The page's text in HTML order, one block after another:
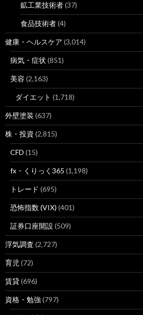
鉱工業技術者(37)
食品技術者(4)
健康・ヘルスケア (3,014)
病気・症状 (851)
美容 (2,163)
ダイエット (1,718)
外壁塗装 (637)
株・投資 (2,815)
CFD (15)
fx・くりっく365 (1,198)
トレード (695)
恐怖指数 (VIX) (401)
証券口座開設 (509)
浮気調査 (2,727)
育児 (72)
賃貸(696)
資格・勉強 (797)